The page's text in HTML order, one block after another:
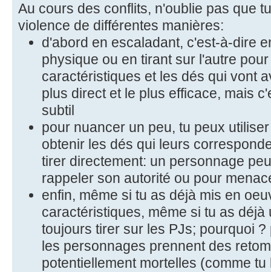
Au cours des conflits, n'oublie pas que
violence de différentes manières:
d'abord en escaladant, c'est-à-dire
physique ou en tirant sur l'autre
caractéristiques et les dés qui vont
plus direct et le plus efficace, mais
subtil
pour nuancer un peu, tu peux
obtenir les dés qui leurs
tirer directement: un personnage
rappeler son autorité ou pour
enfin, même si tu as déjà mis en
caractéristiques, même si tu as
toujours tirer sur les PJs; pourquoi
les personnages prennent des
potentiellement mortelles (comme